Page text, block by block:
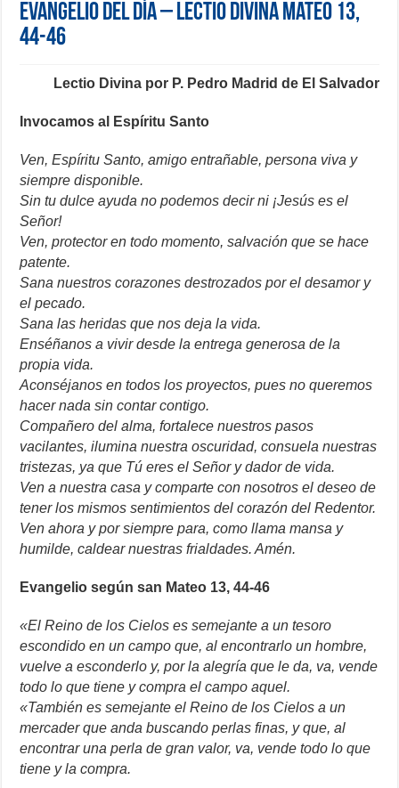
Evangelio del día – Lectio Divina Mateo 13,
44-46
Lectio Divina por P. Pedro Madrid de El Salvador
Invocamos al Espíritu Santo
Ven, Espíritu Santo, amigo entrañable, persona viva y
siempre disponible.
Sin tu dulce ayuda no podemos decir ni ¡Jesús es el
Señor!
Ven, protector en todo momento, salvación que se hace
patente.
Sana nuestros corazones destrozados por el desamor y
el pecado.
Sana las heridas que nos deja la vida.
Enséñanos a vivir desde la entrega generosa de la
propia vida.
Aconséjanos en todos los proyectos, pues no queremos
hacer nada sin contar contigo.
Compañero del alma, fortalece nuestros pasos
vacilantes, ilumina nuestra oscuridad, consuela nuestras
tristezas, ya que Tú eres el Señor y dador de vida.
Ven a nuestra casa y comparte con nosotros el deseo de
tener los mismos sentimientos del corazón del Redentor.
Ven ahora y por siempre para, como llama mansa y
humilde, caldear nuestras frialdades. Amén.
Evangelio según san Mateo 13, 44-46
«El Reino de los Cielos es semejante a un tesoro
escondido en un campo que, al encontrarlo un hombre,
vuelve a esconderlo y, por la alegría que le da, va, vende
todo lo que tiene y compra el campo aquel.
«También es semejante el Reino de los Cielos a un
mercader que anda buscando perlas finas, y que, al
encontrar una perla de gran valor, va, vende todo lo que
tiene y la compra.